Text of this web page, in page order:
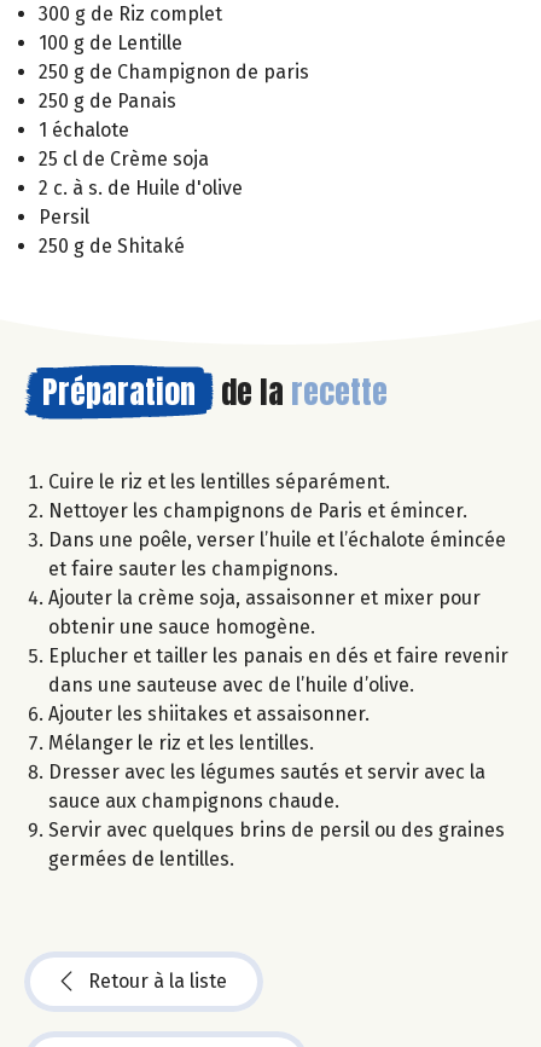
300 g de Riz complet
100 g de Lentille
250 g de Champignon de paris
250 g de Panais
1 échalote
25 cl de Crème soja
2 c. à s. de Huile d'olive
Persil
250 g de Shitaké
Préparation de la recette
Cuire le riz et les lentilles séparément.
Nettoyer les champignons de Paris et émincer.
Dans une poêle, verser l’huile et l’échalote émincée
et faire sauter les champignons.
Ajouter la crème soja, assaisonner et mixer pour
obtenir une sauce homogène.
Eplucher et tailler les panais en dés et faire revenir
dans une sauteuse avec de l’huile d’olive.
Ajouter les shiitakes et assaisonner.
Mélanger le riz et les lentilles.
Dresser avec les légumes sautés et servir avec la
sauce aux champignons chaude.
Servir avec quelques brins de persil ou des graines
germées de lentilles.
Retour à la liste